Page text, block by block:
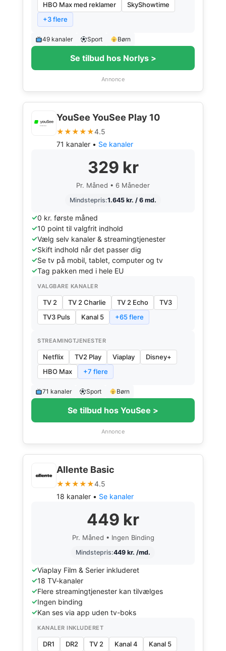
HBO Max med reklamer
SkyShowtime
+3 flere
49 kanaler Sport Børn
Se tilbud hos Norlys >
Annonce
YouSee YouSee Play 10
★★★★★4.5
71 kanaler • Se kanaler
329 kr
Pr. Måned • 6 Måneder
Mindstepris:1.645 kr. / 6 md.
0 kr. første måned
10 point til valgfrit indhold
Vælg selv kanaler & streamingtjenester
Skift indhold når det passer dig
Se tv på mobil, tablet, computer og tv
Tag pakken med i hele EU
VALGBARE KANALER
TV 2 TV 2 Charlie TV 2 Echo
TV3
TV3 Puls
Kanal 5 +65 flere
STREAMINGTJENESTER
Netflix TV2 Play Viaplay
Disney+
HBO Max
+7 flere
71 kanaler Sport Børn
Se tilbud hos YouSee >
Annonce
Allente Basic
★★★★★4.5
18 kanaler • Se kanaler
449 kr
Pr. Måned • Ingen Binding
Mindstepris:449 kr. /md.
Viaplay Film & Serier inkluderet
18 TV-kanaler
Flere streamingtjenester kan tilvælges
Ingen binding
Kan ses via app uden tv-boks
KANALER INKLUDERET
DR1 DR2 TV 2 Kanal 4
Kanal 5